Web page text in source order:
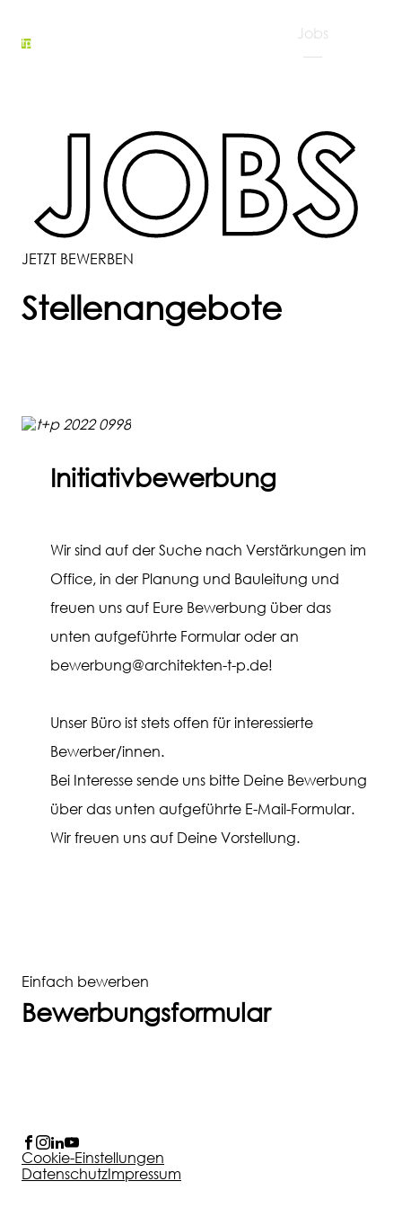
Jobs
JETZT BEWERBEN
Stellenangebote
Initiativbewerbung
Wir sind auf der Suche nach Verstärkungen im
Office, in der Planung und Bauleitung und
freuen uns auf Eure Bewerbung über das
unten aufgeführte Formular oder an
bewerbung@architekten-t-p.de!
Unser Büro ist stets offen für interessierte
Bewerber/innen.
Bei Interesse sende uns bitte Deine Bewerbung
über das unten aufgeführte E-Mail-Formular.
Wir freuen uns auf Deine Vorstellung.
Einfach bewerben
Bewerbungsformular
Cookie-Einstellungen
DatenschutzImpressum